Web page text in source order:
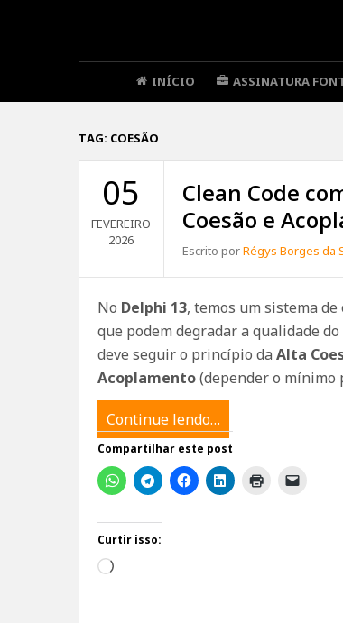
INÍCIO ASSINATURA
TAG: COESÃO
05
FEVEREIRO
2026
Clean Code
Coesão e
Escrito porRégys Borges da
No Delphi 13, temos um sistema
que podem degradar a qualidade
deve seguir o princípio da Alta
Acoplamento(depender o mínimo
Continue lendo…
Compartilhar este post
Curtir isso:
Carregando...